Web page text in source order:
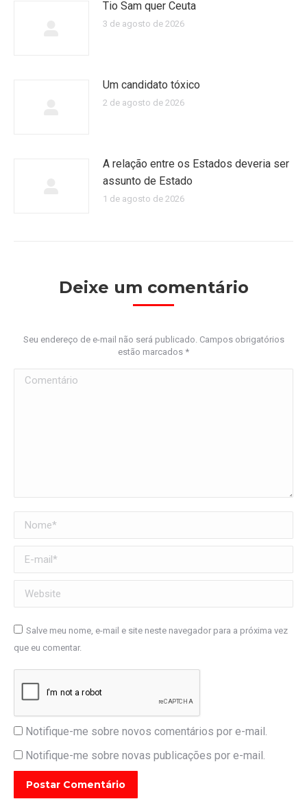
Tio Sam quer Ceuta
3 de agosto de 2026
Um candidato tóxico
2 de agosto de 2026
A relação entre os Estados deveria ser
assunto de Estado
1 de agosto de 2026
Deixe um comentário
Seu endereço de e-mail não será publicado. Campos obrigatórios
estão marcados *
Comentário
Nome *
E-mail *
Website
Salve meu nome, e-mail e site neste navegador para a próxima vez
que eu comentar.
Notifique-me sobre novos comentários por e-mail.
Notifique-me sobre novas publicações por e-mail.
Postar Comentário